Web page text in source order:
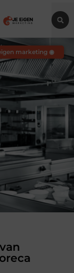
marketing ◉